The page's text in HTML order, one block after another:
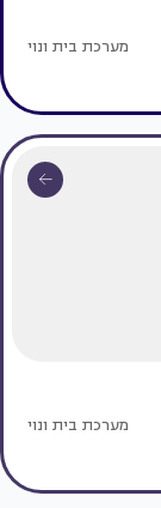
מערכת בית ונוי
מערכת בית ונוי